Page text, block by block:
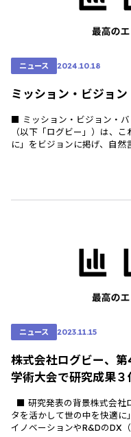
ニュース 2024.10.18
ミッション・ビジョ
■ ミッション・ビジョン・
（以下「ログビー」）は、
に」をビジョンに掲げ、自
ニュース 2023.11.15
株式会社ログビー、
学術大会で研究成果３
■ 研究発表の背景株式会社
タを活かして世の中を快適
イノベーションやR&DのDX